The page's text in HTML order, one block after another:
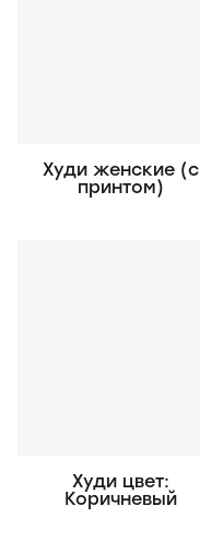
Худи женские (с
принтом)
Худи цвет:
Коричневый